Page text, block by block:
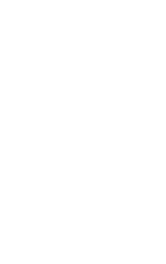
l'auteur
de cette